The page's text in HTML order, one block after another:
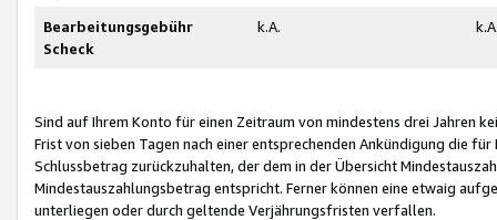
Bearbeitungsgebühr
Scheck
k.A.
Sind auf Ihrem Konto für einen Zeitraum von mindestens drei Jahren
Frist von sieben Tagen nach einer entsprechenden Ankündigung die
Schlussbetrag zurückzuhalten, der dem in der Übersicht
Mindestauszahlungsbetrag entspricht. Ferner können eine etwaig
unterliegen oder durch geltende Verjährungsfristen verfallen.